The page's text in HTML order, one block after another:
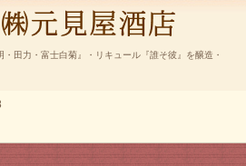
田力・富士白菊』・リキュール『誰そ彼』を醸造・